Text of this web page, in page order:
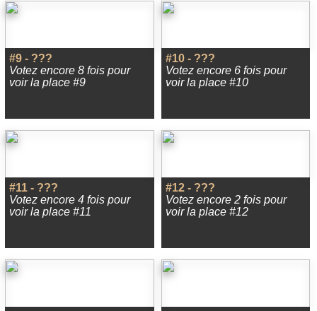
#9 - ???
Votez encore 8 fois pour
voir la place #9
#10 - ???
Votez encore 6 fois pour
voir la place #10
#11 - ???
Votez encore 4 fois pour
voir la place #11
#12 - ???
Votez encore 2 fois pour
voir la place #12